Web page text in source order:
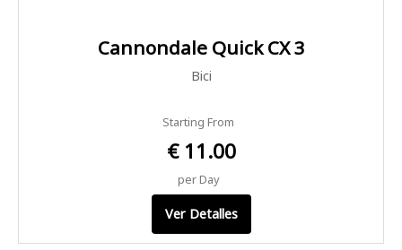
Cannondale Quick CX 3
Bici
Starting From
€ 11.00
per Day
Ver Detalles